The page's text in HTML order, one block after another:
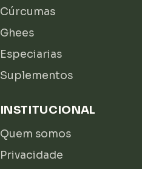
Cúrcumas
Ghees
Especiarias
Suplementos
INSTITUCIONAL
Quem somos
Privacidade